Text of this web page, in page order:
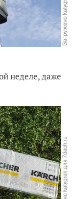
неделе, даже